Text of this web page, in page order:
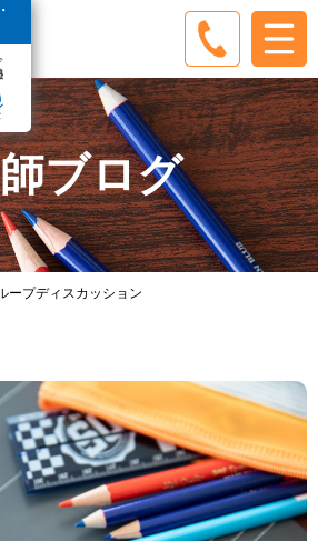
ブログ
ープディスカッション